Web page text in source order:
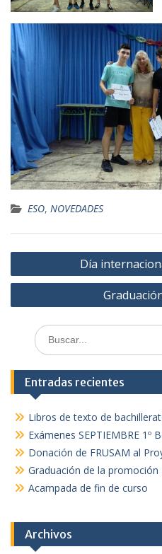
ESO, NOVEDADES
Navegación
de
Día
Buscar:
Entradas recientes
Libros de texto de
Exámenes SEPTIEMBRE 1º
Donación de FRUSAM al
Graduación de la promoción
Acampada de fin de curso
Archivos